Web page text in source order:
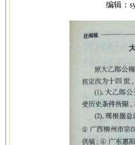
编辑：